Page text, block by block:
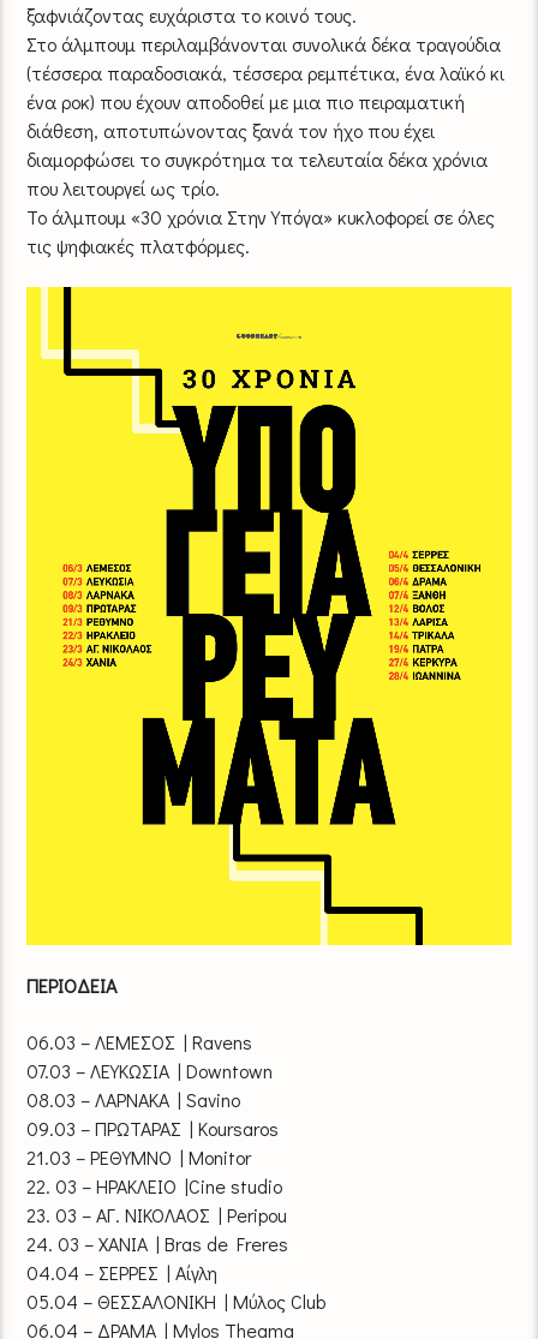
ξαφνιάζοντας ευχάριστα το κοινό τους.
Στο άλμπουμ περιλαμβάνονται συνολικά δέκα τραγούδια
(τέσσερα παραδοσιακά, τέσσερα ρεμπέτικα, ένα λαϊκό κι
ένα ροκ) που έχουν αποδοθεί με μια πιο πειραματική
διάθεση, αποτυπώνοντας ξανά τον ήχο που έχει
διαμορφώσει το συγκρότημα τα τελευταία δέκα χρόνια
που λειτουργεί ως τρίο.
To άλμπουμ «30 χρόνια Στην Υπόγα» κυκλοφορεί σε όλες
τις ψηφιακές πλατφόρμες.
ΠΕΡΙΟΔΕΙΑ
06.03 – ΛΕΜΕΣΟΣ | Ravens
07.03 – ΛΕΥΚΩΣΙΑ | Downtown
08.03 – ΛΑΡΝΑΚΑ | Savino
09.03 – ΠΡΩΤΑΡΑΣ | Koursaros
21.03 – ΡΕΘΥΜΝΟ | Μonitor
22. 03 – ΗΡΑΚΛΕΙΟ |Cine studio
23. 03 – ΑΓ. ΝΙΚΟΛΑΟΣ | Peripou
24. 03 – ΧΑΝΙΑ | Bras de Freres
04.04 – ΣΕΡΡΕΣ | Αίγλη
05.04 – ΘΕΣΣΑΛΟΝΙΚΗ | Μύλος Club
06.04 – ΔΡΑΜΑ | Mylos Theama